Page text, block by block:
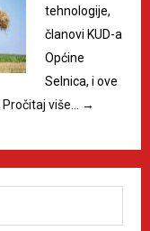
tehnologije,
članovi KUD-a
Općine
Selnica, i ove
Pročitaj više… →